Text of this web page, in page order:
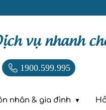
vụ nhanh
1900.599.995
nhân & gia đình